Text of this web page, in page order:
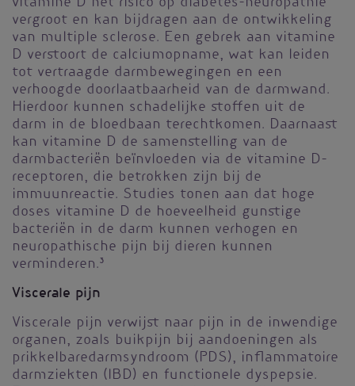
vitamine D het risico op diabetes-neuropathie
vergroot en kan bijdragen aan de ontwikkeling
van multiple sclerose. Een gebrek aan vitamine
D verstoort de calciumopname, wat kan leiden
tot vertraagde darmbewegingen en een
verhoogde doorlaatbaarheid van de darmwand.
Hierdoor kunnen schadelijke stoffen uit de
darm in de bloedbaan terechtkomen. Daarnaast
kan vitamine D de samenstelling van de
darmbacteriën beïnvloeden via de vitamine D-
receptoren, die betrokken zijn bij de
immuunreactie. Studies tonen aan dat hoge
doses vitamine D de hoeveelheid gunstige
bacteriën in de darm kunnen verhogen en
neuropathische pijn bij dieren kunnen
verminderen.3
Viscerale pijn
Viscerale pijn verwijst naar pijn in de inwendige
organen, zoals buikpijn bij aandoeningen als
prikkelbaredarmsyndroom (PDS), inflammatoire
darmziekten (IBD) en functionele dyspepsie.